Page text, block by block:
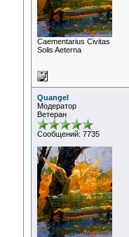
Сaementarius Civitas
Solis Aeterna
Quangel
Модератор
Ветеран
Сообщений: 7735